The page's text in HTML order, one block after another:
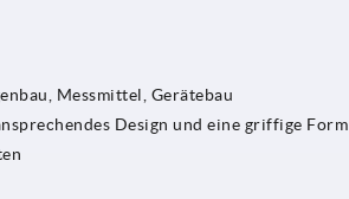
Messmittel, Gerätebau
Design und eine griffige Form